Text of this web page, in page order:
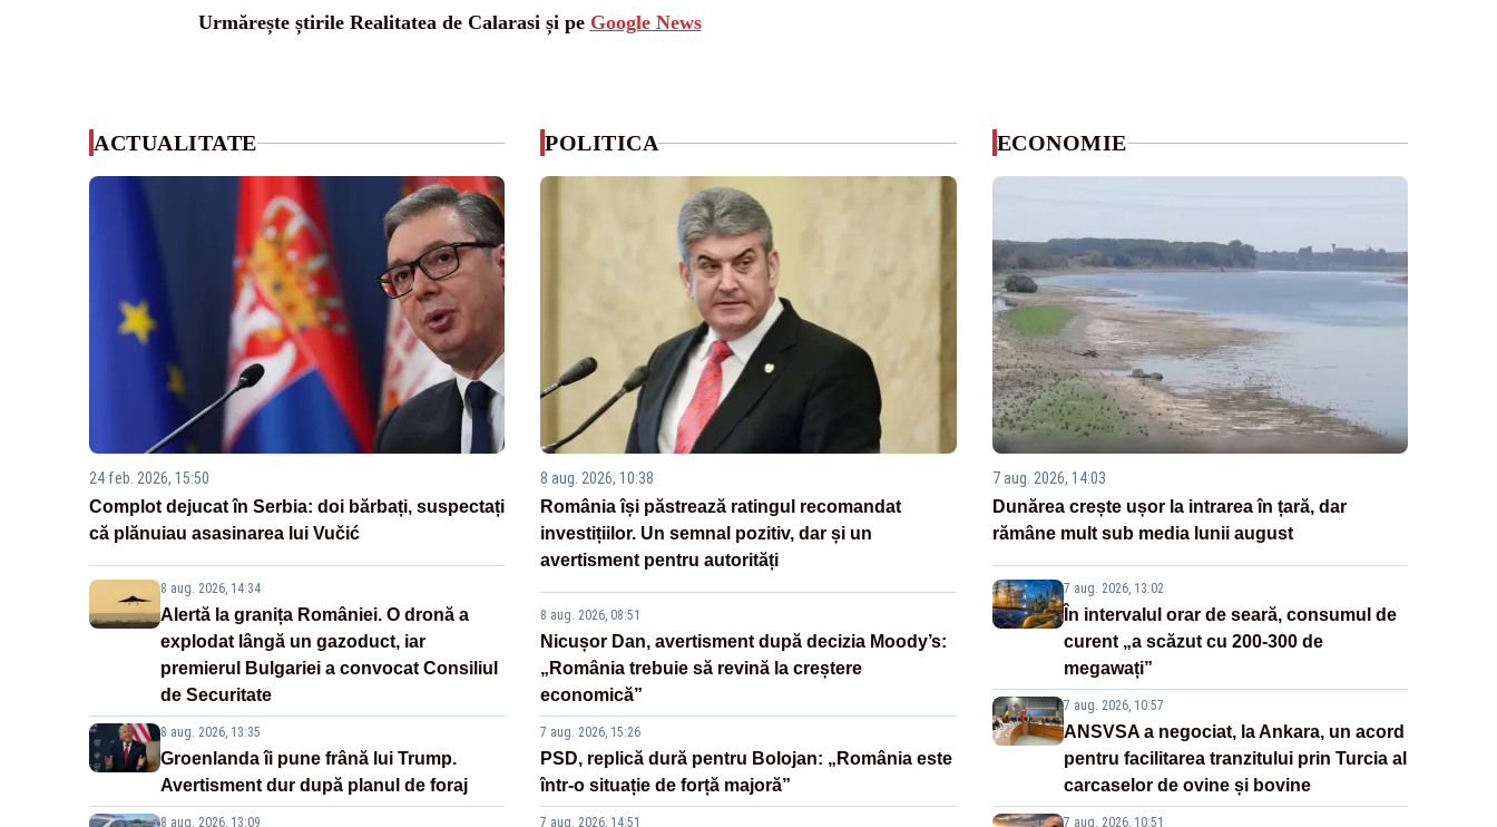
Urmărește știrile Realitatea de Calarasi și pe Google News
ACTUALITATE
24 feb. 2026, 15:50
Complot dejucat în Serbia: doi bărbați, suspectați
că plănuiau asasinarea lui Vučić
8 aug. 2026, 14:34
Alertă la granița României. O dronă a
explodat lângă un gazoduct, iar
premierul Bulgariei a convocat Consiliul
de Securitate
8 aug. 2026, 13:35
Groenlanda îi pune frână lui Trump.
Avertisment dur după planul de foraj
8 aug. 2026, 13:09
POLITICA
8 aug. 2026, 10:38
România își păstrează ratingul recomandat
investițiilor. Un semnal pozitiv, dar și un
avertisment pentru autorități
8 aug. 2026, 08:51
Nicușor Dan, avertisment după decizia Moody’s:
„România trebuie să revină la creștere
economică”
7 aug. 2026, 15:26
PSD, replică dură pentru Bolojan: „România este
într-o situație de forță majoră”
7 aug. 2026, 14:51
ECONOMIE
7 aug. 2026, 14:03
Dunărea crește ușor la intrarea în țară, dar
rămâne mult sub media lunii august
7 aug. 2026, 13:02
În intervalul orar de seară, consumul de
curent „a scăzut cu 200-300 de
megawați”
7 aug. 2026, 10:57
ANSVSA a negociat, la Ankara, un acord
pentru facilitarea tranzitului prin Turcia al
carcaselor de ovine și bovine
7 aug. 2026, 10:51